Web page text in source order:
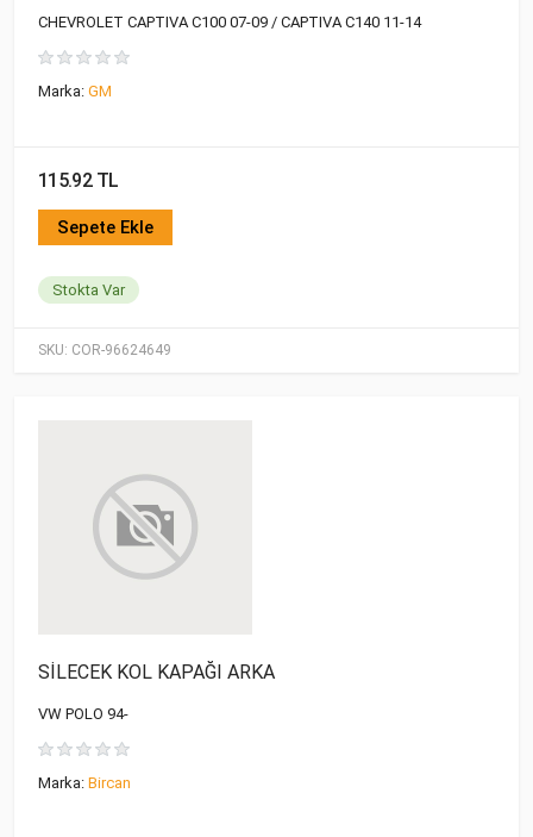
SKU: COR-96624649
CHEVROLET CAPTIVA C100 07-09 / CAPTIVA C140 11-14
Marka: GM
115.92 TL
Sepete Ekle
Stokta Var
SİLECEK KOL KAPAĞI ARKA
VW POLO 94-
Marka: Bircan